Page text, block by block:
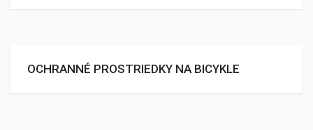
OCHRANNÉ PROSTRIEDKY NA BICYKLE